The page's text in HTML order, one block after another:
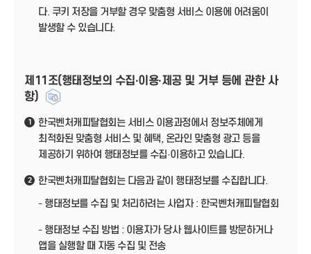
다. 쿠키 저장을 거부할 경우 맞춤형 서비스 이용에 어려움이
발생할 수 있습니다.
제11조(행태정보의 수집·이용·제공 및 거부 등에 관한 사
항)
1
한국벤처캐피탈협회는 서비스 이용과정에서 정보주체에게
최적화된 맞춤형 서비스 및 혜택, 온라인 맞춤형 광고 등을
제공하기 위하여 행태정보를 수집·이용하고 있습니다.
2
한국벤처캐피탈협회는 다음과 같이 행태정보를 수집합니다.
- 행태정보를 수집 및 처리하려는 사업자 : 한국벤처캐피탈협회
- 행태정보 수집 방법 : 이용자가 당사 웹사이트를 방문하거나
앱을 실행할 때 자동 수집 및 전송